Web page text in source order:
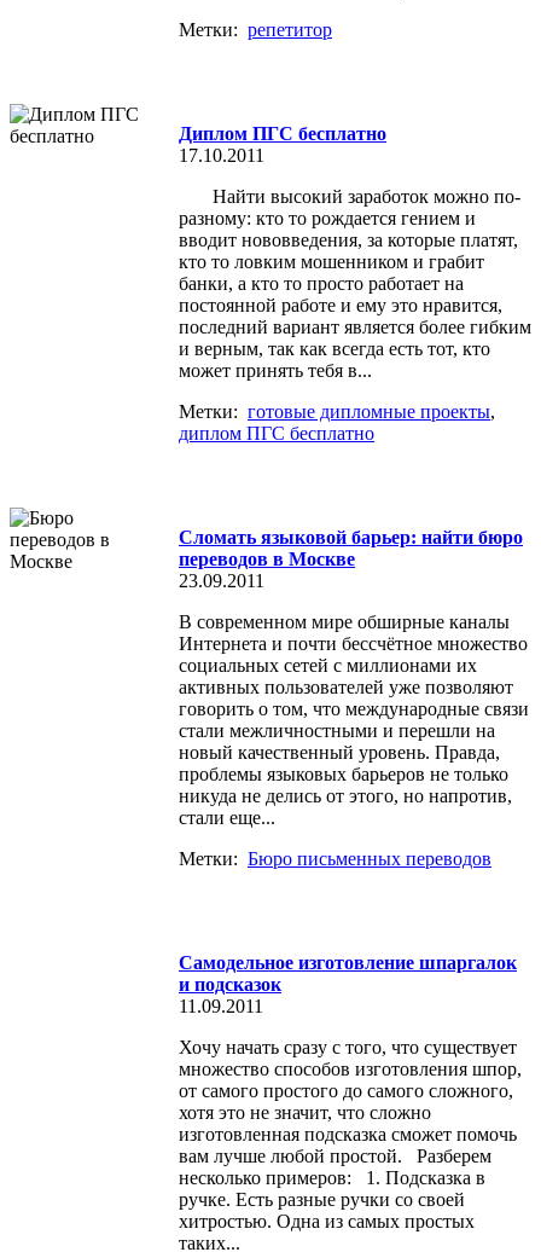
Метки: репетитор
Диплом ПГС бесплатно
17.10.2011
Найти высокий заработок можно по-
разному: кто то рождается гением и
вводит нововведения, за которые платят,
кто то ловким мошенником и грабит
банки, а кто то просто работает на
постоянной работе и ему это нравится,
последний вариант является более гибким
и верным, так как всегда есть тот, кто
может принять тебя в...
Метки: готовые дипломные проекты,
диплом ПГС бесплатно
Сломать языковой барьер: найти бюро
переводов в Москве
23.09.2011
В современном мире обширные каналы
Интернета и почти бессчётное множество
социальных сетей с миллионами их
активных пользователей уже позволяют
говорить о том, что международные связи
стали межличностными и перешли на
новый качественный уровень. Правда,
проблемы языковых барьеров не только
никуда не делись от этого, но напротив,
стали еще...
Метки: Бюро письменных переводов
Самодельное изготовление шпаргалок
и подсказок
11.09.2011
Хочу начать сразу с того, что существует
множество способов изготовления шпор,
от самого простого до самого сложного,
хотя это не значит, что сложно
изготовленная подсказка сможет помочь
вам лучше любой простой. Разберем
несколько примеров: 1. Подсказка в
ручке. Есть разные ручки со своей
хитростью. Одна из самых простых
таких...